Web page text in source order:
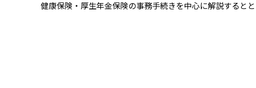
健康保険・厚生年金保険の事務手続きを中心に解説すると